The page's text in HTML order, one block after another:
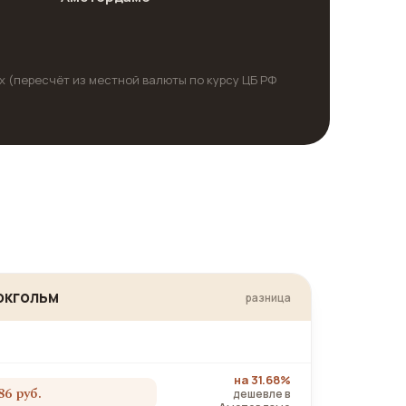
(пересчёт из местной валюты по курсу ЦБ РФ
разница
руб.
на 31.68%
дешевле в